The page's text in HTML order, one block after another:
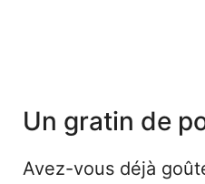
Un gratin de
Avez-vous déjà